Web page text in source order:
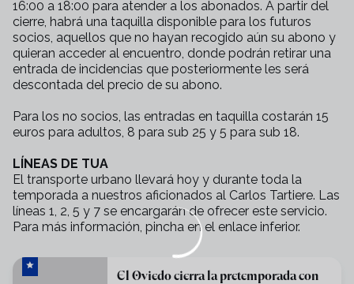
16:00 a 18:00 para atender a los abonados. A partir del
cierre, habrá una taquilla disponible para los futuros
socios, aquellos que no hayan recogido aún su abono y
quieran acceder al encuentro, donde podrán retirar una
entrada de incidencias que posteriormente les será
descontada del precio de su abono.
Para los no socios, las entradas en taquilla costarán 15
euros para adultos, 8 para sub 25 y 5 para sub 18.
LÍNEAS DE TUA
El transporte urbano llevará hoy y durante toda la
temporada a nuestros aficionados al Carlos Tartiere. Las
líneas 1, 2, 5 y 7 se encargarán de ofrecer este servicio.
Para más información, pincha en el enlace inferior.
El Oviedo cierra la pretemporada con